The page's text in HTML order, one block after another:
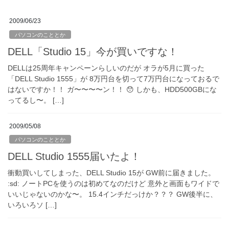
2009/06/23
パソコンのこととか
DELL「Studio 15」今が買いですな！
DELLは25周年キャンペーンらしいのだが オラが5月に買った
「DELL Studio 1555」が 8万円台を切って7万円台になっておるで
はないですか！！ ガ〜〜〜〜ン！！ 😯 しかも、HDD500GBにな
ってるし〜。 […]
2009/05/08
パソコンのこととか
DELL Studio 1555届いたよ！
衝動買いしてしまった、DELL Studio 15が GW前に届きました。
:sd: ノートPCを使うのは初めてなのだけど 意外と画面もワイドで
いいじゃないのかな〜。 15.4インチだっけか？？？ GW後半に、
いろいろソ […]